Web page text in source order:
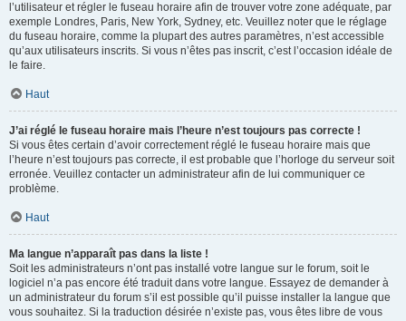
l’utilisateur et régler le fuseau horaire afin de trouver votre zone adéquate, par
exemple Londres, Paris, New York, Sydney, etc. Veuillez noter que le réglage
du fuseau horaire, comme la plupart des autres paramètres, n’est accessible
qu’aux utilisateurs inscrits. Si vous n’êtes pas inscrit, c’est l’occasion idéale de
le faire.
Haut
J’ai réglé le fuseau horaire mais l’heure n’est toujours pas correcte !
Si vous êtes certain d’avoir correctement réglé le fuseau horaire mais que
l’heure n’est toujours pas correcte, il est probable que l’horloge du serveur soit
erronée. Veuillez contacter un administrateur afin de lui communiquer ce
problème.
Haut
Ma langue n’apparaît pas dans la liste !
Soit les administrateurs n’ont pas installé votre langue sur le forum, soit le
logiciel n’a pas encore été traduit dans votre langue. Essayez de demander à
un administrateur du forum s’il est possible qu’il puisse installer la langue que
vous souhaitez. Si la traduction désirée n’existe pas, vous êtes libre de vous